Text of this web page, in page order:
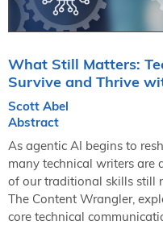
Mitglied werden
Expertenrat
Publikationen
Stellenangebote
Stellengesuche
Dienstleister
Regionalgruppen
Downloadbereich
What Still Matters:
Survive and Thrive
Scott Abel
Abstract
As agentic AI begins to
many technical writers are
of our traditional skills still
The Content Wrangler,
core technical